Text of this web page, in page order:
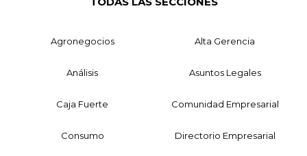
Agronegocios Alta Gerencia
Análisis Asuntos Legales
Caja Fuerte Comunidad Empresarial
Consumo Directorio Empresarial